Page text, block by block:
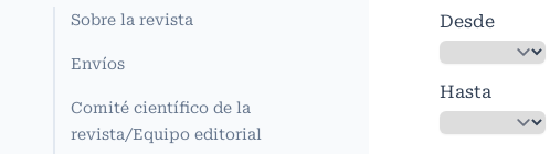
Sobre la revista
Envíos
Comité científico de la
revista/Equipo editorial
Desde
Hasta